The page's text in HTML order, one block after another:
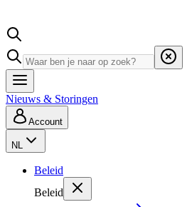
Nieuws & Storingen
Account
NL
Beleid
Beleid